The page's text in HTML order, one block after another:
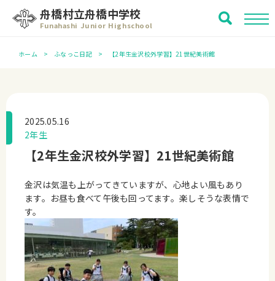
舟橋村立舟橋中学校
Funahashi Junior Highschool
ホーム ふなっこ日記 【2年生金沢校外学習】21世紀美術館
2025.05.16
2年生
【2年生金沢校外学習】21世紀美術館
金沢は気温も上がってきていますが、心地よい風もあり
ます。お昼も食べて午後も回ってます。楽しそうな表情で
す。